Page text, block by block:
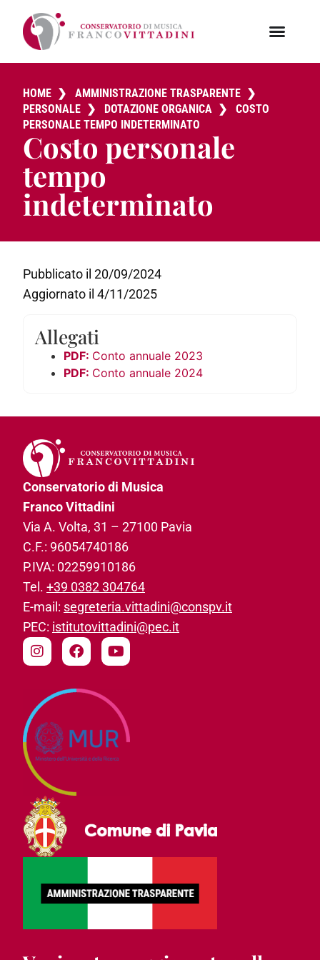
HOME ❯ AMMINISTRAZIONE TRASPARENTE ❯
PERSONALE ❯ DOTAZIONE ORGANICA ❯ COSTO
PERSONALE TEMPO INDETERMINATO
Costo personale
tempo
indeterminato
Pubblicato il 20/09/2024
Aggiornato il 4/11/2025
Allegati
Conto annuale 2023
Conto annuale 2024
Conservatorio di Musica
Franco Vittadini
Via A. Volta, 31­ – 27100 Pavia
C.F.: 96054740186­
P.IVA: 02259910186­
Tel. +39 0382 304764
E-mail: segreteria.vittadini@conspv.it
PEC: istitutovittadini@pec.it